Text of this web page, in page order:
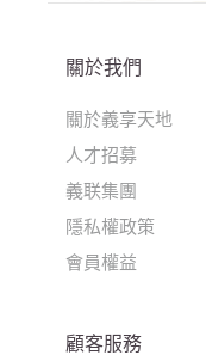
關於我們
關於義享天地
人才招募
義联集團
隱私權政策
會員權益
顧客服務